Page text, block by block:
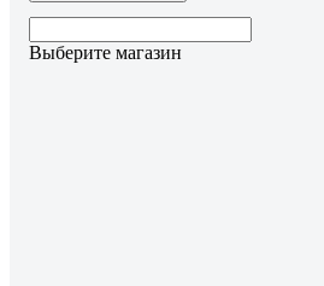
Выберите магазин